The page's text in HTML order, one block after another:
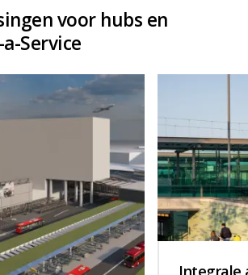
voor hubs en
Service
Integrale